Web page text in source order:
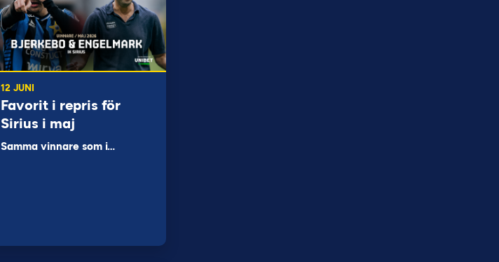
12 JUNI
Favorit i repris för
Sirius i maj
Samma vinnare som i…